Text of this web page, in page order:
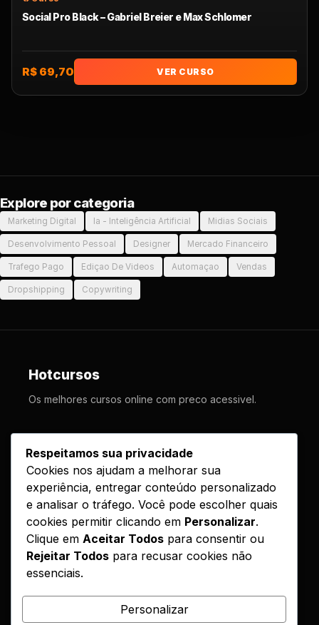
Social Pro Black – Gabriel Breier e Max Schlomer
R$ 69,70 VER CURSO
Explore por categoria
Marketing Digital Ia - Inteligência Artificial Midias Sociais
Desenvolvimento Pessoal Designer Mercado Financeiro
Trafego Pago Ediçao De Videos Automaçao Vendas
Dropshipping Copywriting
Hotcursos
Os melhores cursos online com preco acessivel.
Cursos
Como Funciona
Contato
Politica de Entrega
LEGAL
Respeitamos sua privacidade
Cookies nos ajudam a melhorar sua
experiência, entregar conteúdo personalizado
e analisar o tráfego. Você pode escolher quais
cookies permitir clicando em Personalizar.
Clique em Aceitar Todos para consentir ou
Rejeitar Todos para recusar cookies não
essenciais.
Personalizar